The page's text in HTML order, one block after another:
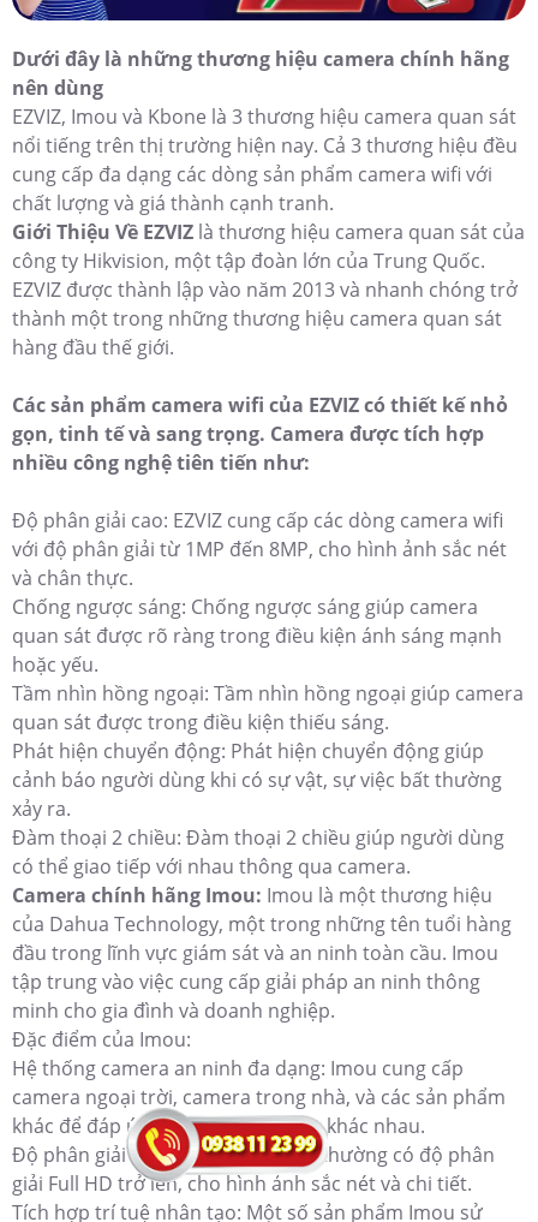
Dưới đây là những thương hiệu camera chính hãng
nên dùng
EZVIZ, Imou và Kbone là 3 thương hiệu camera quan sát
nổi tiếng trên thị trường hiện nay. Cả 3 thương hiệu đều
cung cấp đa dạng các dòng sản phẩm camera wifi với
chất lượng và giá thành cạnh tranh.
Giới Thiệu Về EZVIZ là thương hiệu camera quan sát của
công ty Hikvision, một tập đoàn lớn của Trung Quốc.
EZVIZ được thành lập vào năm 2013 và nhanh chóng trở
thành một trong những thương hiệu camera quan sát
hàng đầu thế giới.
Các sản phẩm camera wifi của EZVIZ có thiết kế nhỏ
gọn, tinh tế và sang trọng. Camera được tích hợp
nhiều công nghệ tiên tiến như:
Độ phân giải cao: EZVIZ cung cấp các dòng camera wifi
với độ phân giải từ 1MP đến 8MP, cho hình ảnh sắc nét
và chân thực.
Chống ngược sáng: Chống ngược sáng giúp camera
quan sát được rõ ràng trong điều kiện ánh sáng mạnh
hoặc yếu.
Tầm nhìn hồng ngoại: Tầm nhìn hồng ngoại giúp camera
quan sát được trong điều kiện thiếu sáng.
Phát hiện chuyển động: Phát hiện chuyển động giúp
cảnh báo người dùng khi có sự vật, sự việc bất thường
xảy ra.
Đàm thoại 2 chiều: Đàm thoại 2 chiều giúp người dùng
có thể giao tiếp với nhau thông qua camera.
Camera chính hãng Imou: Imou là một thương hiệu
của Dahua Technology, một trong những tên tuổi hàng
đầu trong lĩnh vực giám sát và an ninh toàn cầu. Imou
tập trung vào việc cung cấp giải pháp an ninh thông
minh cho gia đình và doanh nghiệp.
Đặc điểm của Imou:
Hệ thống camera an ninh đa dạng: Imou cung cấp
camera ngoại trời, camera trong nhà, và các sản phẩm
khác để đáp ứng nhu cầu giám sát khác nhau.
Độ phân giải cao: Sản phẩm Imou thường có độ phân
giải Full HD trở lên, cho hình ảnh sắc nét và chi tiết.
Tích hợp trí tuệ nhân tạo: Một số sản phẩm Imou sử